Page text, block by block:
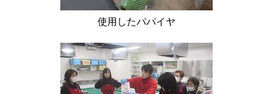
使用したパパイヤ